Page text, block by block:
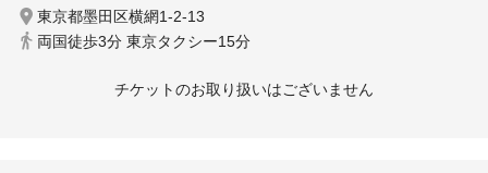
東京都墨田区横網1-2-13
両国徒歩3分 東京タクシー15分
チケットのお取り扱いはございません